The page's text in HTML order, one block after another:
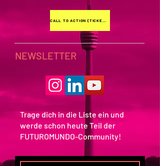
CALL TO ACTION (TICKET ODER BEWERBUNG)
NEWSLETTER
Trage dich in die Liste ein und
werde schon heute Teil der
FUTUROMUNDO-Community!